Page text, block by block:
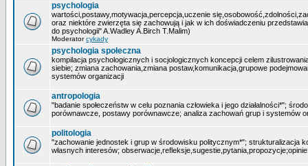
psychologia
wartości,postawy,motywacja,percepcja,uczenie
oraz niektóre zwierzęta się zachowują i jak w ich doświadczeniu
do psychologii" A.Wadley A.Birch T.Malim)
Moderatorcykady
psychologia społeczna
kompilacja psychologicznych i socjologicznych koncepcji celem
siebie; zmiana zachowania,zmiana postaw,komunikacja,grupowe
systemów organizacji
antropologia
"badanie społeczeństw w celu poznania człowieka i jego działalności*";
porównawcze, postawy porównawcze; analiza zachowań grup i systemów
politologia
"zachowanie jednostek i grup w środowisku politycznym*"; strukturalizacja
własnych interesów;